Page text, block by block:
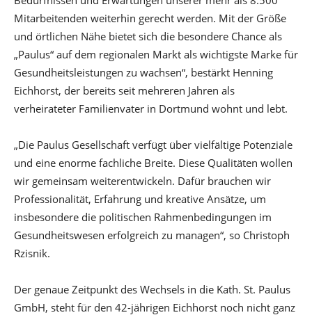
Mitarbeitenden weiterhin gerecht werden. Mit der Größe
und örtlichen Nähe bietet sich die besondere Chance als
„Paulus“ auf dem regionalen Markt als wichtigste Marke für
Gesundheitsleistungen zu wachsen“, bestärkt Henning
Eichhorst, der bereits seit mehreren Jahren als
verheirateter Familienvater in Dortmund wohnt und lebt.
„Die Paulus Gesellschaft verfügt über vielfältige Potenziale
und eine enorme fachliche Breite. Diese Qualitäten wollen
wir gemeinsam weiterentwickeln. Dafür brauchen wir
Professionalität, Erfahrung und kreative Ansätze, um
insbesondere die politischen Rahmenbedingungen im
Gesundheitswesen erfolgreich zu managen“, so Christoph
Rzisnik.
Der genaue Zeitpunkt des Wechsels in die Kath. St. Paulus
GmbH, steht für den 42-jährigen Eichhorst noch nicht ganz